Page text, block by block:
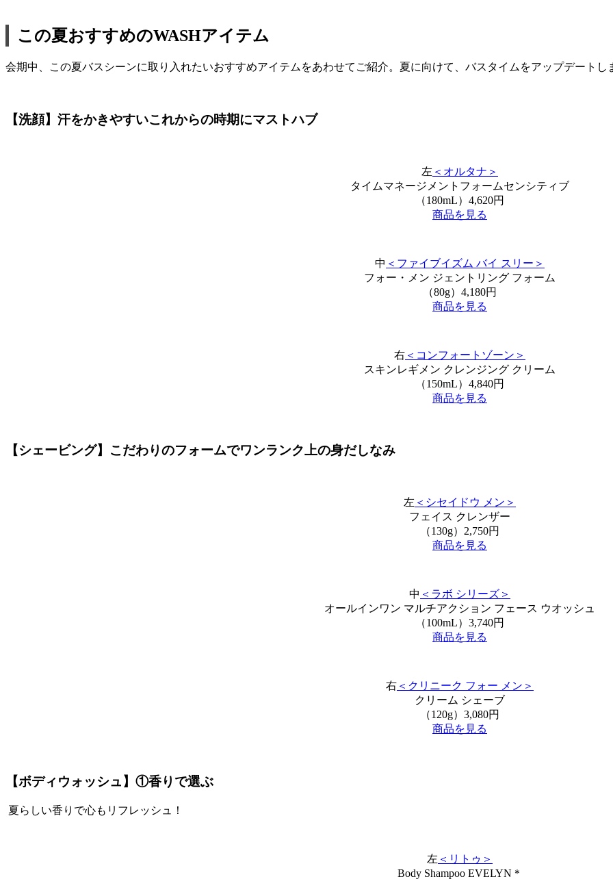
この夏おすすめのWASHアイテム
会期中、この夏バスシーンに取り入れたいおすすめアイテムをあわせてご紹介。夏に向けて、バスタイムをアップデートし
【洗顔】汗をかきやすいこれからの時期にマストハブ
左 ＜オルタナ＞
タイムマネージメントフォームセンシティブ
（180mL）4,620円
商品を見る
中 ＜ファイブイズム バイ スリー＞
フォー・メン ジェントリング フォーム
（80g）4,180円
商品を見る
右 ＜コンフォートゾーン＞
スキンレギメン クレンジング クリーム
（150mL）4,840円
商品を見る
【シェービング】こだわりのフォームでワンランク上の身だしなみ
左 ＜シセイドウ メン＞
フェイス クレンザー
（130g）2,750円
商品を見る
中 ＜ラボ シリーズ＞
オールインワン マルチアクション フェース ウオッシュ
（100mL）3,740円
商品を見る
右 ＜クリニーク フォー メン＞
クリーム シェーブ
（120g）3,080円
商品を見る
【ボディウォッシュ】①香りで選ぶ
夏らしい香りで心もリフレッシュ！
左 ＜リトゥ＞
Body Shampoo EVELYN＊